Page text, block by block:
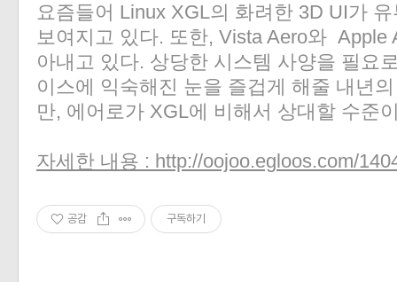
요즘들어 Linux XGL의 화려한 3D UI가
보여지고 있다. 또한, Vista Aero와 Apple
아내고 있다. 상당한 시스템 사양을 필요
이스에 익숙해진 눈을 즐겁게 해줄 내년
만, 에어로가 XGL에 비해서 상대할 수준
자세한 내용 : http://oojoo.egloos.com/
공감 구독하기